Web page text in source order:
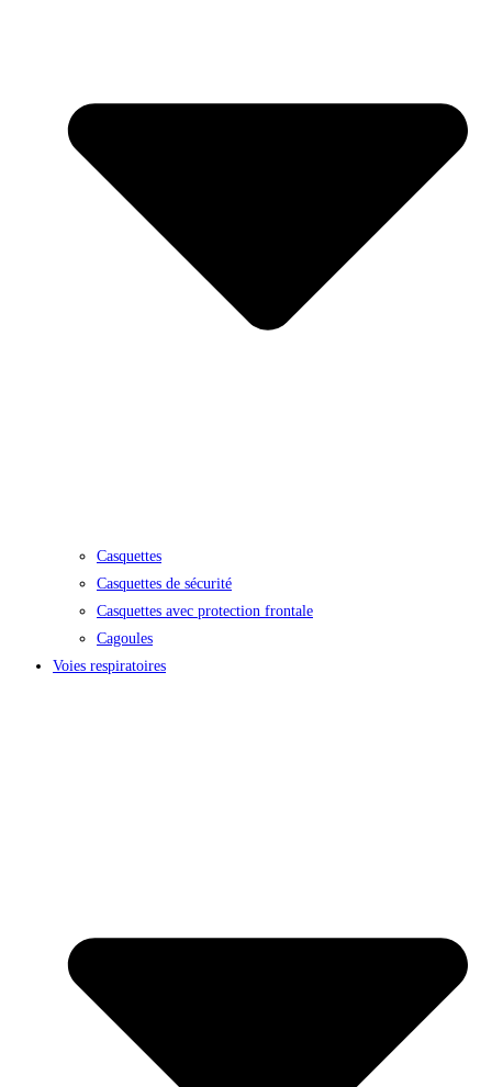
Casquettes
Casquettes de sécurité
Casquettes avec protection frontale
Cagoules
Voies respiratoires